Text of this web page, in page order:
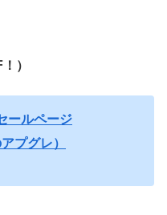
）
ールページ
プグレ）